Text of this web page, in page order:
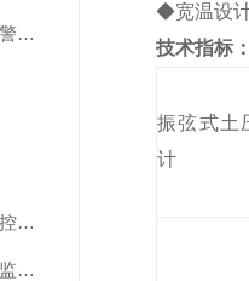
基于物联网文物监测预警解决方案
机房大棚养殖温湿度监控系统
药品冰箱温湿度智能化监控系统方案
◆宽温设
技术指标
振弦式土
计